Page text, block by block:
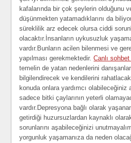
kafalarında bir çok şeylerin olduğunu
düşünmekten yatamadıklarını da
süreklilik arz edecek olursa ciddi
olacaktır.İnsanların uykusuzluk
vardır.Bunların acilen bilenmesi ve
yapılması gerekmektedir.Canlı sohbet
temelin de yatan nedenlerini
bilgilendirecek ve kendilerini
konuda onlara yardımcı olabileceğiniz
sadece bitki çaylarının yeterli
vardır.Depresyona bağlı olarak
getirdiği huzursuzlardan kaynaklı
sorunlarını aşabileceğinizi
yorgunluk yaşamanıza da neden